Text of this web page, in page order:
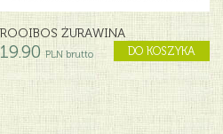
ROOIBOS ŻURAWINA
19.90PLN brutto DO KOSZYKA